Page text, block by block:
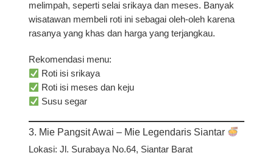
melimpah, seperti selai srikaya dan meses. Banyak
wisatawan membeli roti ini sebagai oleh-oleh karena
rasanya yang khas dan harga yang terjangkau.
Rekomendasi menu:
Roti isi srikaya
Roti isi meses dan keju
Susu segar
3. Mie Pangsit Awai – Mie Legendaris Siantar
Lokasi: Jl. Surabaya No.64, Siantar Barat